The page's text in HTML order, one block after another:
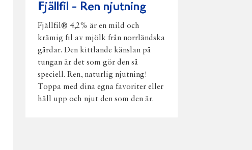
Fjällfil - Ren njutning
Fjällfil® 4,2% är en mild och
krämig fil av mjölk från norrländska
gårdar. Den kittlande känslan på
tungan är det som gör den så
speciell. Ren, naturlig njutning!
Toppa med dina egna favoriter eller
häll upp och njut den som den är.